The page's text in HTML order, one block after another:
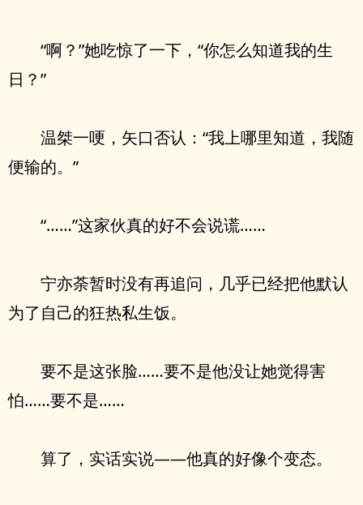
“啊？”她吃惊了一下，“你怎么知道我的生
日？”
温桀一哽，矢口否认：“我上哪里知道，我随
便输的。”
“……”这家伙真的好不会说谎……
宁亦荼暂时没有再追问，几乎已经把他默认
为了自己的狂热私生饭。
要不是这张脸……要不是他没让她觉得害
怕……要不是……
算了，实话实说——他真的好像个变态。